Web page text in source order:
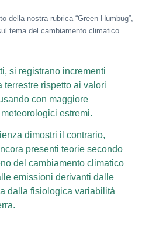
della nostra rubrica “Green Humbug”,
tema del cambiamento climatico.
si registrano incrementi
terrestre rispetto ai valori
con maggiore
estremi.
dimostri il contrario,
presenti teorie secondo
del cambiamento climatico
emissioni derivanti dalle
dalla fisiologica variabilità